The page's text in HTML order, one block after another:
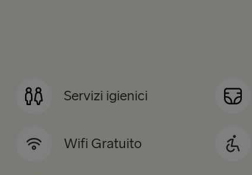
Servizi igienici
Wifi Gratuito